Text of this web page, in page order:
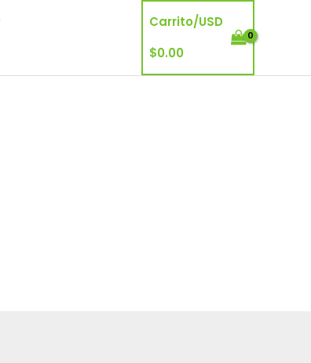
Carrito/USD
$0.00